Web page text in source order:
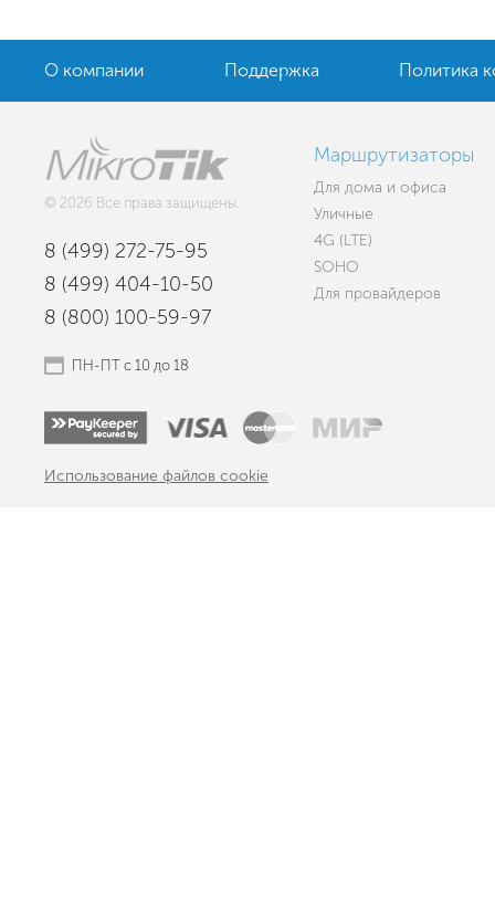
О компании Поддержка Политика
© 2026 Все права защищены.
8 (499) 272-75-95
8 (499) 404-10-50
8 (800) 100-59-97
ПН-ПТ с 10 до 18
Маршрутизаторы
Для дома и офиса
Уличные
4G (LTE)
SOHO
Для провайдеров
Использование файлов cookie